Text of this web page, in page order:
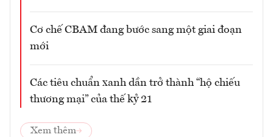
Cơ chế CBAM đang bước sang một giai đoạn
mới
Các tiêu chuẩn xanh dần trở thành “hộ chiếu
thương mại” của thế kỷ 21
Xem thêm